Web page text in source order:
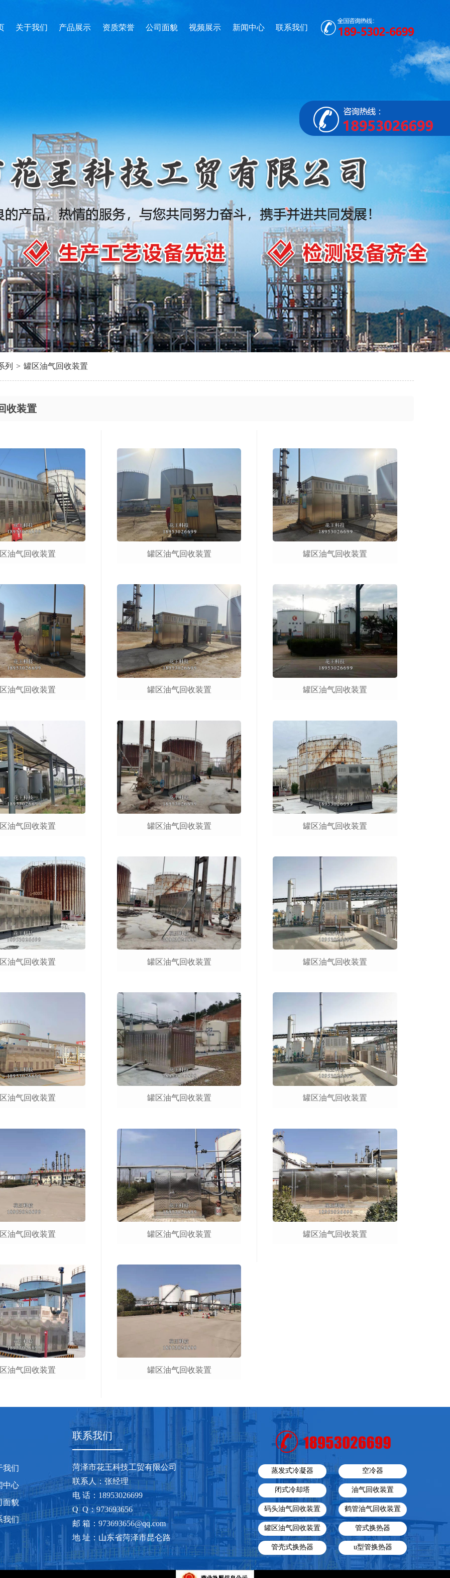
关于我们 产品展示 资质荣誉 公司面貌 视频展示 新闻中心 联系我们
列 > 罐区油气回收装置
收装置
油气回收装置
油气回收装置
油气回收装置
油气回收装置
油气回收装置
油气回收装置
油气回收装置
罐区油气回收装置
罐区油气回收装置
罐区油气回收装置
罐区油气回收装置
罐区油气回收装置
罐区油气回收装置
罐区油气回收装置
罐区油气回收装置
罐区油气回收装置
罐区油气回收装置
罐区油气回收装置
罐区油气回收装置
罐区油气回收装置
我们
中心
面貌
我们
联系我们
菏泽市花王科技工贸有限公司
联系人：张经理
电 话：18953026699
Q Q：973693656
邮 箱：973693656@qq.com
地 址：山东省菏泽市昆仑路
蒸发式冷凝器 空冷器
闭式冷却塔 油气回收装置
码头油气回收装置 鹤管油气回收装置
罐区油气回收装置 管式换热器
管壳式换热器 u型管换热器